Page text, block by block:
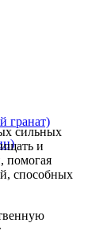
гранат)
сильных
и
помогая
способных